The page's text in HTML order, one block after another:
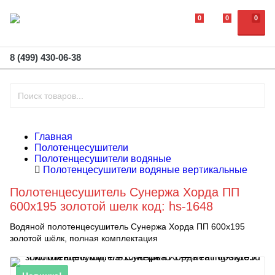
0
0 0
8 (499) 430-06-38
Главная
Полотенцесушители
Полотенцесушители водяные
Полотенцесушители водяные вертикальные
Полотенцесушитель Сунержа Хорда ПП
600x195 золотой шелк код: hs-1648
Водяной полотенцесушитель Сунержа Хорда ПП 600x195
золотой шёлк, полная комплектация